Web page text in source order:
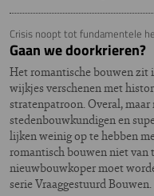
Crisis noopt tot fundamentele
Gaan we doorkrieren?
Het romantische bouwen
wijkjes verschenen met
stratenpatroon. Overal,
stedenbouwkundigen en
lijken weinig op te hebben
romantisch bouwen niet van
nieuwbouwkoper moet
serie Vraaggestuurd Bouwen.